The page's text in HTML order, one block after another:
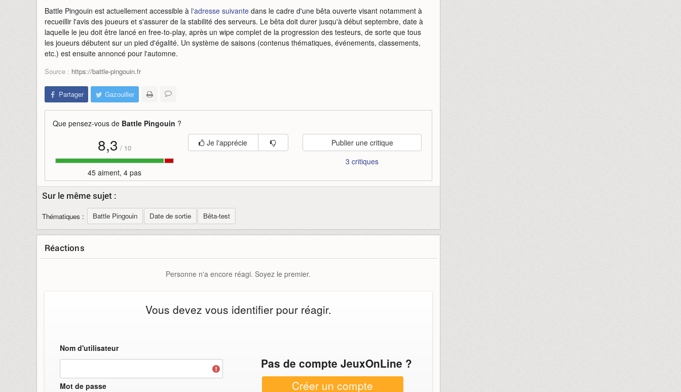
Battle Pingouin est actuellement accessible à l'adresse suivante dans le cadre d'une bêta ouverte visant notamment à
recueillir l'avis des joueurs et s'assurer de la stabilité des serveurs. Le bêta doit durer jusqu'à début septembre, date à
laquelle le jeu doit être lancé en free-to-play, après un wipe complet de la progression des testeurs, de sorte que tous
les joueurs débutent sur un pied d'égalité. Un système de saisons (contenus thématiques, événements, classements,
etc.) est ensuite annoncé pour l'automne.
Source : https://battle-pingouin.fr
Partager Gazouiller
Que pensez-vous de Battle Pingouin ?
8,3 / 10
45 aiment, 4 pas
Je l'apprécie
Publier une critique
3 critiques
Sur le même sujet :
Thématiques : Battle Pingouin Date de sortie Bêta-test
Réactions
Personne n'a encore réagi. Soyez le premier.
Vous devez vous identifier pour réagir.
Nom d'utilisateur
Mot de passe
Pas de compte JeuxOnLine ?
Créer un compte